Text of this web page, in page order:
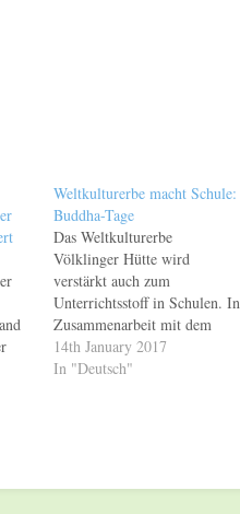
Weltkulturerbe macht Schule:
Buddha-Tage
Das Weltkulturerbe
Völklinger Hütte wird
verstärkt auch zum
Unterrichtsstoff in Schulen. In
Zusammenarbeit mit dem
Weltkulturerbe Völklinger
Hütte finden am
14th January 2017
In "Deutsch"